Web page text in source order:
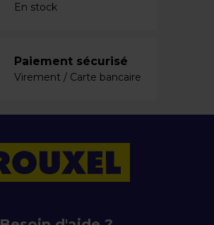
En stock
Paiement sécurisé
Virement / Carte bancaire